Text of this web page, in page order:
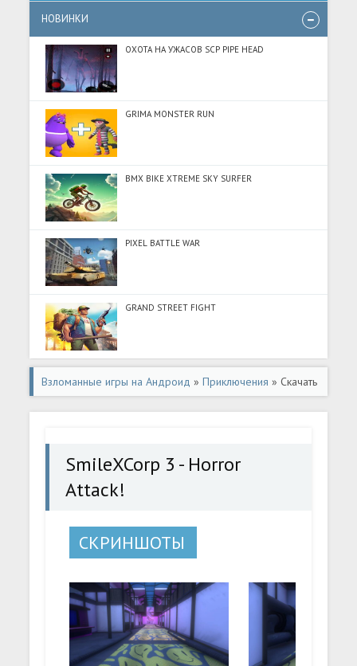
НОВИНКИ
ОХОТА НА УЖАСОВ SCP PIPE HEAD
GRIMA MONSTER RUN
BMX BIKE XTREME SKY SURFER
PIXEL BATTLE WAR
GRAND STREET FIGHT
Взломанные игры на Андроид »Приключения » Скачать
SmileXCorp 3 - Horror Attack! (Много денег) на Андроид
SmileXCorp 3 - Horror
Attack!
СКРИНШОТЫ